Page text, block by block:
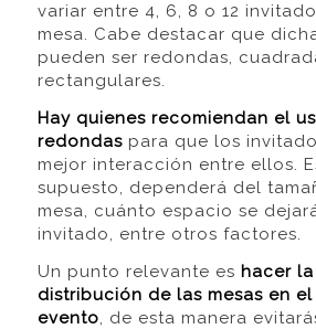
variar entre 4, 6, 8 o 12
mesa. Cabe destacar que
pueden ser redondas,
rectangulares.
Hay quienes recomiendan el
redondaspara que los
mejor interacción entre ellos.
supuesto, dependerá del
mesa, cuánto espacio se
invitado, entre otros factores.
Un punto relevante es hacer
distribución de las mesas en
evento, de esta manera